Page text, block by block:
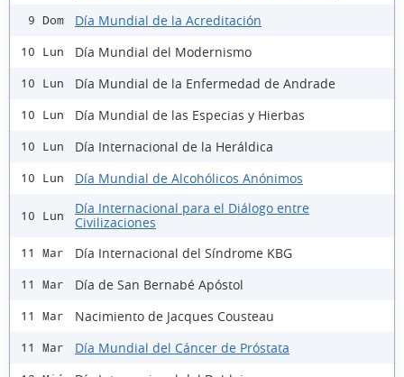
9 Dom Día Mundial de la Acreditación
10 Lun Día Mundial del Modernismo
10 Lun Día Mundial de la Enfermedad de Andrade
10 Lun Día Mundial de las Especias y Hierbas
10 Lun Día Internacional de la Heráldica
10 Lun Día Mundial de Alcohólicos Anónimos
10 Lun
Día Internacional para el Diálogo entre
Civilizaciones
11 Mar Día Internacional del Síndrome KBG
11 Mar Día de San Bernabé Apóstol
11 Mar Nacimiento de Jacques Cousteau
11 Mar Día Mundial del Cáncer de Próstata